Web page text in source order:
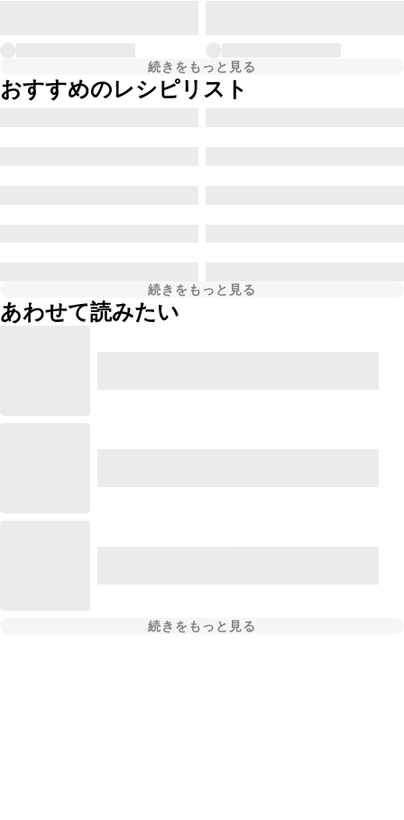
続きをもっと見る
おすすめのレシピリスト
続きをもっと見る
あわせて読みたい
続きをもっと見る